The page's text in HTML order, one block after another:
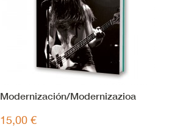
Modernización/Modernizazioa
15,00 €